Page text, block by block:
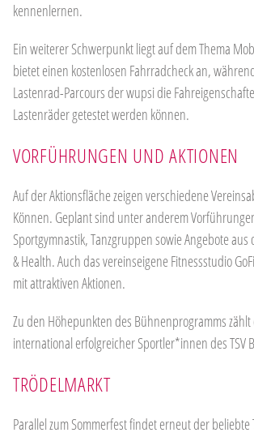
kennenlernen.
Ein weiterer Schwerpunkt liegt auf dem Thema
bietet einen kostenlosen Fahrradcheck an,
Lastenrad-Parcours der wupsi die
Lastenräder getestet werden können.
VORFÜHRUNGEN UND AKTIONEN
Auf der Aktionsfläche zeigen verschiedene
Können. Geplant sind unter anderem
Sportgymnastik, Tanzgruppen sowie Angebote aus
& Health. Auch das vereinseigene Fitnessstudio
mit attraktiven Aktionen.
Zu den Höhepunkten des Bühnenprogramms
international erfolgreicher Sportler*innen des TSV
TRÖDELMARKT
Parallel zum Sommerfest findet erneut der